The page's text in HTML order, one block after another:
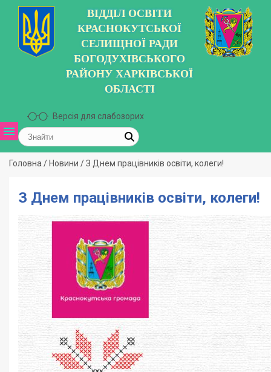
ВІДДІЛ ОСВІТИ
КРАСНОКУТСЬКОЇ
СЕЛИЩНОЇ РАДИ
БОГОДУХІВСЬКОГО
РАЙОНУ ХАРКІВСЬКОЇ
ОБЛАСТІ
Версія для слабозорих
Головна / Новини /З Днем працівників освіти, колеги!
З Днем працівників освіти, колеги!